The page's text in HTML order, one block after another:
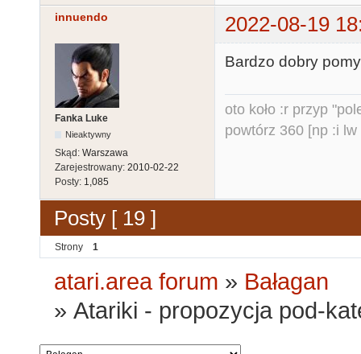
innuendo 2022-08-19
Fanka Luke
Nieaktywny
Skąd: Warszawa
Zarejestrowany: 2010-02-22
Posty: 1,085
Bardzo dobry
oto koło :r przyp
powtórz 360 [np :i lw
Posty [ 19 ]
Strony 1
atari.area forum » Bałagan
»Atariki - propozycja pod-